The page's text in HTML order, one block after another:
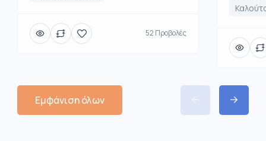
52 Προβολές
Εμφάνιση όλων